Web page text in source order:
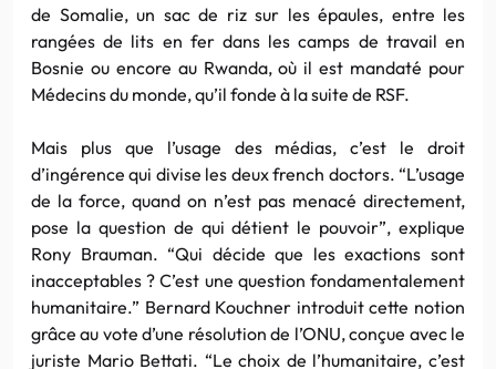
de Somalie, un sac de riz sur les épaules, entre les
rangées de lits en fer dans les camps de travail en
Bosnie ou encore au Rwanda, où il est mandaté pour
Médecins du monde, qu’il fonde à la suite de RSF.
Mais plus que l’usage des médias, c’est le droit
d’ingérence qui divise les deux french doctors. “L’usage
de la force, quand on n’est pas menacé directement,
pose la question de qui détient le pouvoir”, explique
Rony Brauman. “Qui décide que les exactions sont
inacceptables ? C’est une question fondamentalement
humanitaire.” Bernard Kouchner introduit cette notion
grâce au vote d’une résolution de l’ONU, conçue avec le
juriste Mario Bettati. “Le choix de l’humanitaire, c’est